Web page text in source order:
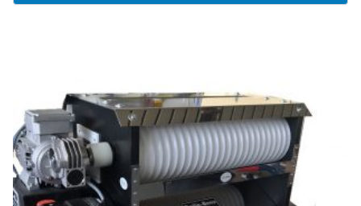
Varianten
auf.
Die
Optionen
können